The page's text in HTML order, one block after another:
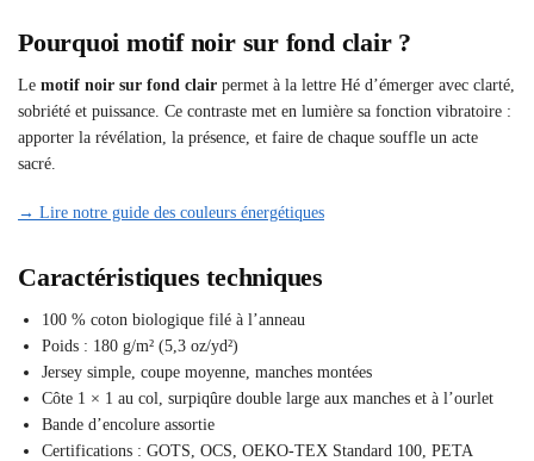
Pourquoi motif noir sur fond clair ?
Le motif noir sur fond clair permet à la lettre Hé d’émerger avec clarté,
sobriété et puissance. Ce contraste met en lumière sa fonction vibratoire :
apporter la révélation, la présence, et faire de chaque souffle un acte
sacré.
→ Lire notre guide des couleurs énergétiques
Caractéristiques techniques
100 % coton biologique filé à l’anneau
Poids : 180 g/m² (5,3 oz/yd²)
Jersey simple, coupe moyenne, manches montées
Côte 1 × 1 au col, surpiqûre double large aux manches et à l’ourlet
Bande d’encolure assortie
Certifications : GOTS, OCS, OEKO-TEX Standard 100, PETA